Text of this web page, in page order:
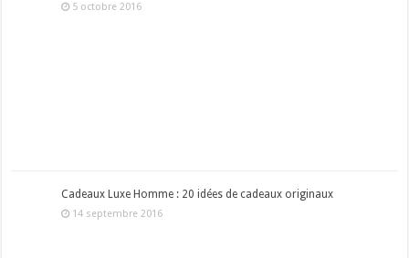
5 octobre 2016
Cadeaux Luxe Homme : 20 idées de cadeaux originaux
14 septembre 2016